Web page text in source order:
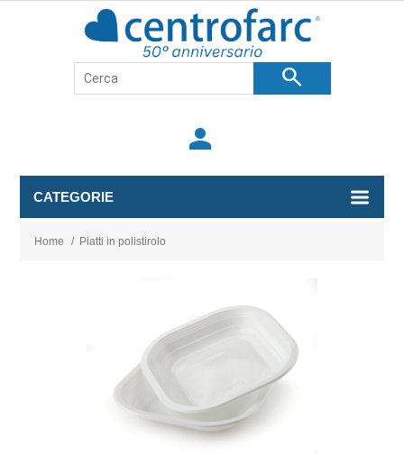
search
person
CATEGORIE
Home / Piatti in polistirolo